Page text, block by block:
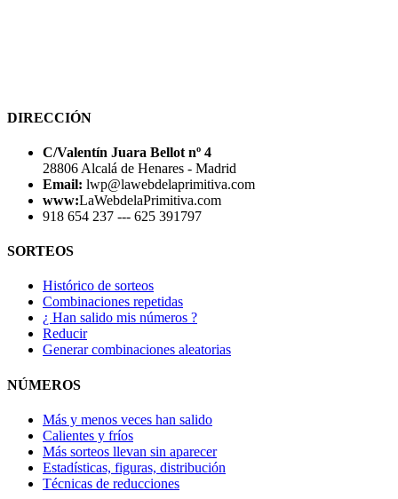
DIRECCIÓN
C/Valentín Juara Bellot nº 4
28806 Alcalá de Henares - Madrid
Email: lwp@lawebdelaprimitiva.com
www:LaWebdelaPrimitiva.com
918 654 237 --- 625 391797
SORTEOS
Histórico de sorteos
Combinaciones repetidas
¿ Han salido mis números ?
Reducir
Generar combinaciones aleatorias
NÚMEROS
Más y menos veces han salido
Calientes y fríos
Más sorteos llevan sin aparecer
Estadísticas, figuras, distribución
Técnicas de reducciones